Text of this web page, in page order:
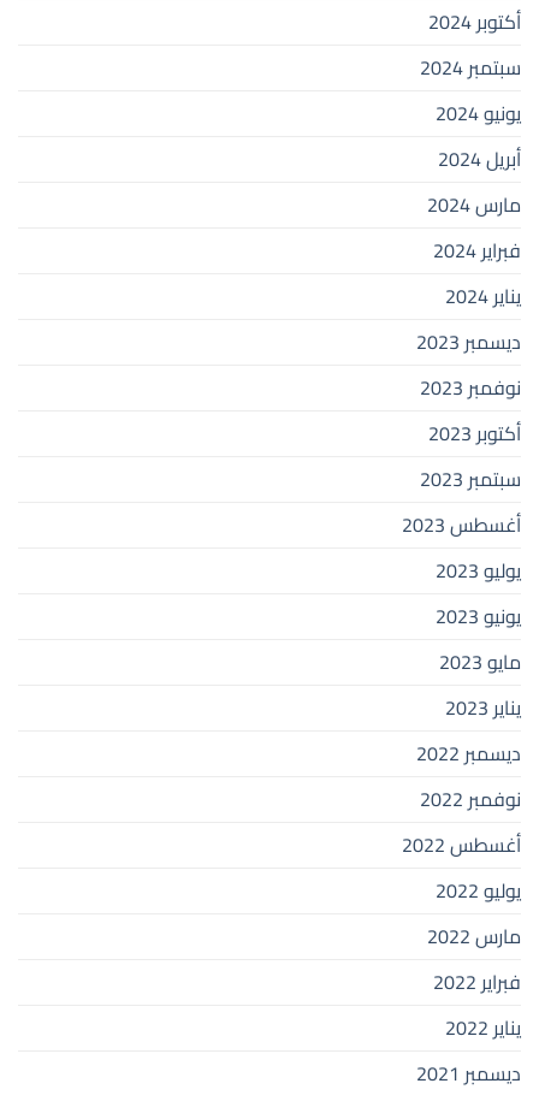
أكتوبر 2024
سبتمبر 2024
يونيو 2024
أبريل 2024
مارس 2024
فبراير 2024
يناير 2024
ديسمبر 2023
نوفمبر 2023
أكتوبر 2023
سبتمبر 2023
أغسطس 2023
يوليو 2023
يونيو 2023
مايو 2023
يناير 2023
ديسمبر 2022
نوفمبر 2022
أغسطس 2022
يوليو 2022
مارس 2022
فبراير 2022
يناير 2022
ديسمبر 2021